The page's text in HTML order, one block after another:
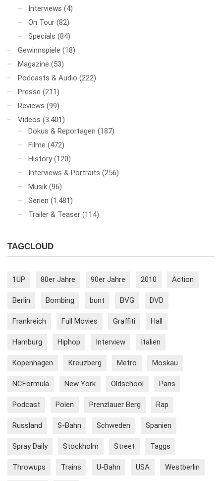
Interviews (4)
On Tour (82)
Specials (84)
Gewinnspiele (18)
Magazine (53)
Podcasts & Audio (222)
Presse (211)
Reviews (99)
Videos (3.401)
Dokus & Reportagen (187)
Filme (472)
History (120)
Interviews & Portraits (256)
Musik (96)
Serien (1.481)
Trailer & Teaser (114)
TAGCLOUD
1UP 80er Jahre 90er Jahre 2010 Action
Berlin Bombing bunt BVG DVD
Frankreich Full Movies Graffiti Hall
Hamburg Hiphop Interview Italien
Kopenhagen Kreuzberg Metro Moskau
NCFormula New York Oldschool Paris
Podcast Polen Prenzlauer Berg Rap
Russland S-Bahn Schweden Spanien
Spray Daily Stockholm Street Taggs
Throwups Trains U-Bahn USA Westberlin